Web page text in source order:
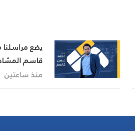
يضع
قاسم
آخر التطورات
منذ ساعتين